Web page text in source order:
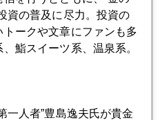
が「最後の期待」
に腐敗疑惑
資の普及に尽力。投資の
ークや文章にファンも多
鮨スイーツ系、温泉系。
一人者”豊島逸夫氏が貴金